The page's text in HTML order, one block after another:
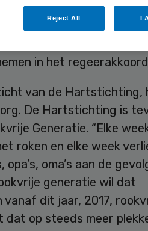
kan een belangrijke
van roken.” Dat zegt
in het
van de Hartstichting,
De Hartstichting is
Generatie. “Elke
roken en elke week
oma’s aan de
generatie wil dat
dit jaar, 2017,
op steeds meer
Reject All I